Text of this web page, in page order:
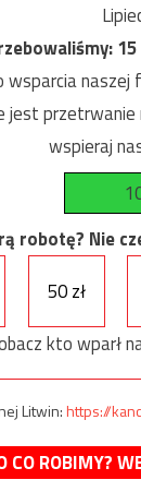
wsparcia naszej
wspieraj
robotę? Nie
50 zł
kto wparł
Litwin:https://
CO ROBIMY?